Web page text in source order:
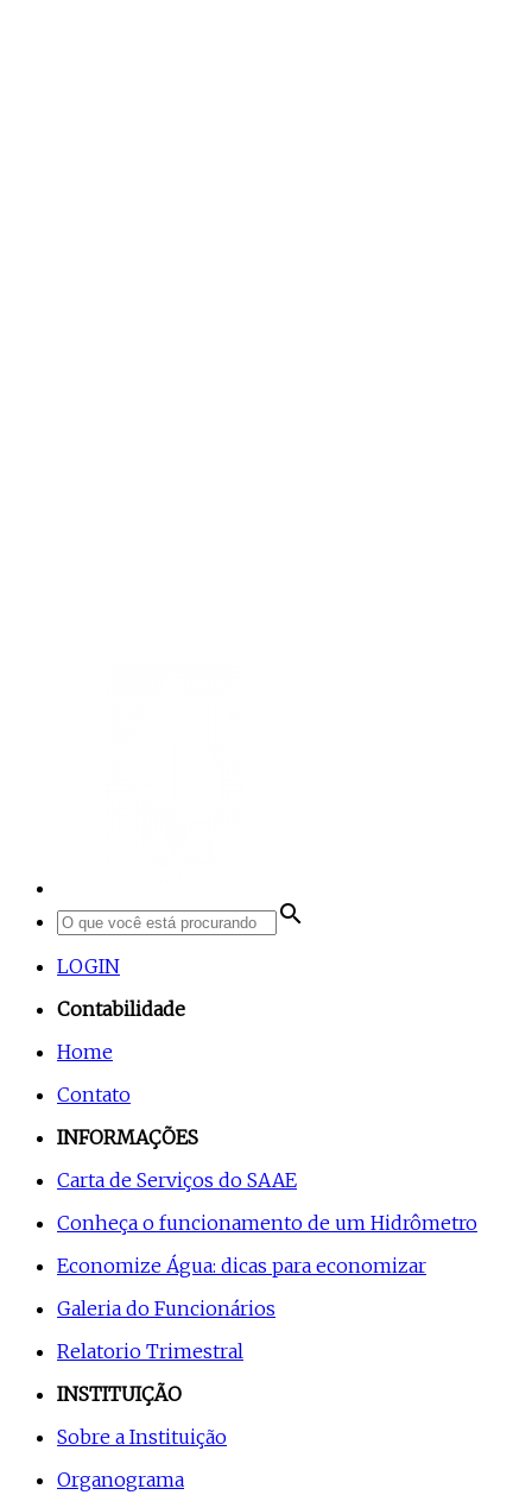
search
LOGIN
Contabilidade
Home
Contato
INFORMAÇÕES
Carta de Serviços do SAAE
Conheça o funcionamento de um Hidrômetro
Economize Água: dicas para economizar
Galeria do Funcionários
Relatorio Trimestral
INSTITUIÇÃO
Sobre a Instituição
Organograma